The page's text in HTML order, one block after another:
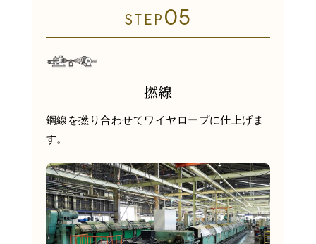
STEP 05
撚線
鋼線を撚り合わせてワイヤロープに仕上げま
す。